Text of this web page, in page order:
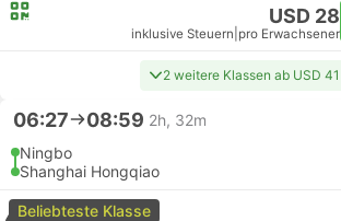
USD 28
inklusive Steuern pro Erwachsener
2 weitere Klassen ab USD 41
06:27 08:59 2h, 32m
Ningbo
Shanghai Hongqiao
Beliebteste Klasse